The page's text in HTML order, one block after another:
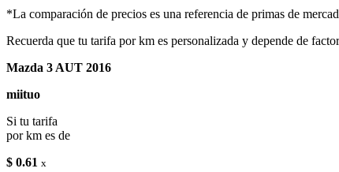
*La comparación de precios es una referencia de primas de
Recuerda que tu tarifa por km es personalizada y depende de
Mazda 3 AUT 2016
miituo
Si tu tarifa
por km es de
$ 0.61 x